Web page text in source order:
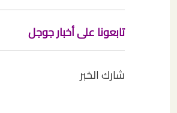
تابعونا على أخبار جوجل
شارك الخبر